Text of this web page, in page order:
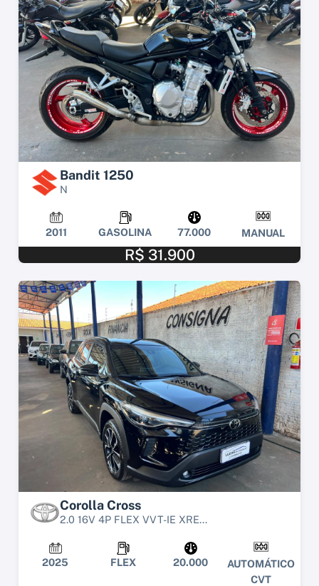
Bandit 1250
N
2011 GASOLINA 77.000 MANUAL
R$ 31.900
Corolla Cross
2.0 16V 4P FLEX VVT-IE XRE...
2025 FLEX 20.000
AUTOMÁTICO
CVT